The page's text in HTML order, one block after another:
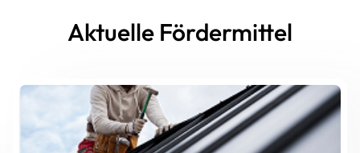
Aktuelle Fördermittel